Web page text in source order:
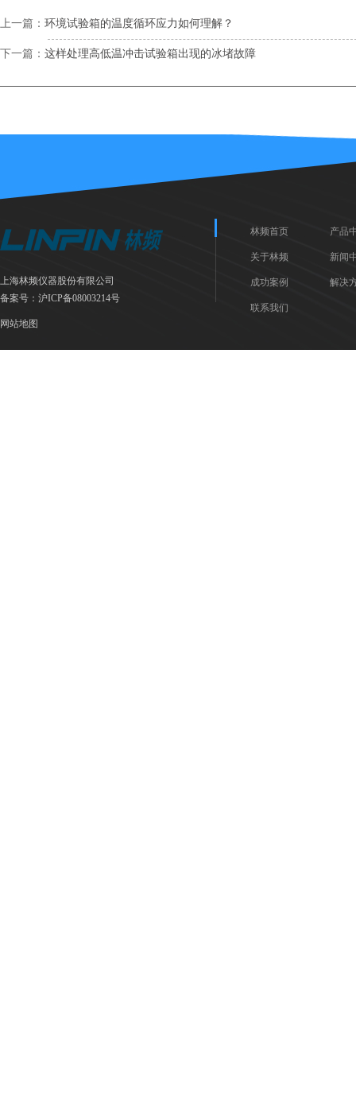
上一篇： 环境试验箱的温度循环应力如何理解？
下一篇： 这样处理高低温冲击试验箱出现的冰堵故障
上海林频仪器股份有限公司
备案号： 沪ICP备08003214号
网站地图
林频首页 产品
关于林频 新闻
成功案例 解决
联系我们